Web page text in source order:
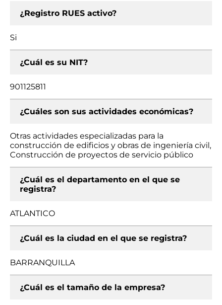
¿Registro RUES activo?
Si
¿Cuál es su NIT?
901125811
¿Cuáles son sus actividades económicas?
Otras actividades especializadas para la
construcción de edificios y obras de ingeniería civil,
Construcción de proyectos de servicio público
¿Cuál es el departamento en el que se
registra?
ATLANTICO
¿Cuál es la ciudad en el que se registra?
BARRANQUILLA
¿Cuál es el tamaño de la empresa?